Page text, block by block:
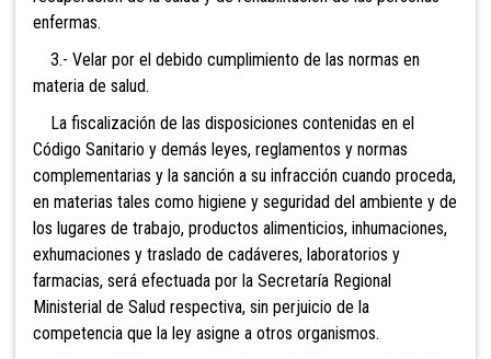
enfermas.
3.- Velar por el debido cumplimiento de las normas en
materia de salud.
La fiscalización de las disposiciones contenidas en el
Código Sanitario y demás leyes, reglamentos y normas
complementarias y la sanción a su infracción cuando proceda,
en materias tales como higiene y seguridad del ambiente y de
los lugares de trabajo, productos alimenticios, inhumaciones,
exhumaciones y traslado de cadáveres, laboratorios y
farmacias, será efectuada por la Secretaría Regional
Ministerial de Salud respectiva, sin perjuicio de la
competencia que la ley asigne a otros organismos.